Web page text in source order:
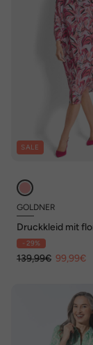
SALE
GOLDNER
Druckkleid mit
Muster
- 29%
139,99€ 99,99€